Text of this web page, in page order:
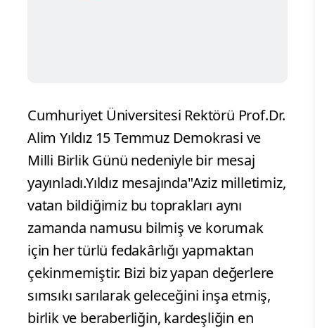
Cumhuriyet Üniversitesi Rektörü Prof.Dr.
Alim Yıldız 15 Temmuz Demokrasi ve
Milli Birlik Günü nedeniyle bir mesaj
yayınladı.Yıldız mesajında"Aziz milletimiz,
vatan bildiğimiz bu toprakları aynı
zamanda namusu bilmiş ve korumak
için her türlü fedakârlığı yapmaktan
çekinmemiştir. Bizi biz yapan değerlere
sımsıkı sarılarak geleceğini inşa etmiş,
birlik ve beraberliğin, kardeşliğin en